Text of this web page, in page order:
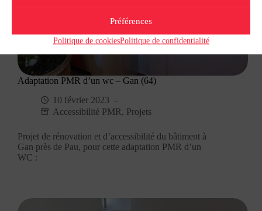
Préférences
Politique de cookiesPolitique de confidentialité
Adaptation PMR d’un wc – Gan (64)
10 février 2023
Accessibilité PMR, Projets
Projet de rénovation et d’accessibilité du bâtiment à
Gan près de Pau, pour cette adaptation PMR d’un
WC :